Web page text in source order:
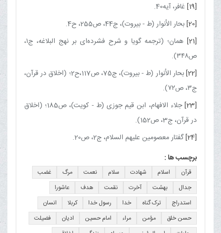
[19] غافر، آیه40.
[20]بحار الأنوار (ط - بیروت)، ج‏44، ص255، ح4.
[21]
همان؛ (ترجمه گویا و شرح فشرده‌‌ای بر نهج البلاغه، ج۱،
ص۳۴۸).
[22]
بحار الأنوار (ط - بیروت)، ج‏75، ص117،ح2؛ (اخلاق در قرآن،
ج۳، ص۷۲).
[23]
جلاء الافهام، ابن قیم جوزی (ط - کویت)، ص185؛ (اخلاق
در قرآن، ج‏3، ص152).
[24]گفتار معصومین علیهم السلام، ج‏2، ص20.
برچسب ها :
قرآن اسلام شهادت سلام نعمت مرگ
غضب
جدال
بهشت آخرت نقمت هدف
عاشورا
استدراج
ترک گناه خدا رسول خدا کربلا
انسان
حسن خلق
مؤمن مراء امام حسین ادیان
فضیلت